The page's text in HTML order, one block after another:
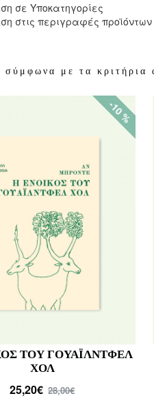
σε Υποκατηγορίες
στις περιγραφές προϊόντων
σύμφωνα με τα κριτήρια
-10 %
ΤΟΥ ΓΟΥΑΪΛΝΤΦΕΛ
ΧΟΛ
25,20€ 28,00€